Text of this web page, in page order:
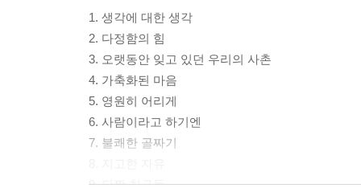
1. 생각에 대한 생각
2. 다정함의 힘
3. 오랫동안 잊고 있던 우리의 사촌
4. 가축화된 마음
5. 영원히 어리게
6. 사람이라고 하기엔
7. 불쾌한 골짜기
9. 단짝 친구들